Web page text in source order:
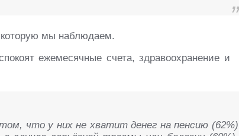
которую мы наблюдаем.
ежемесячные счета, здравоохранение и
что у них не хватит денег на пенсию (62%)